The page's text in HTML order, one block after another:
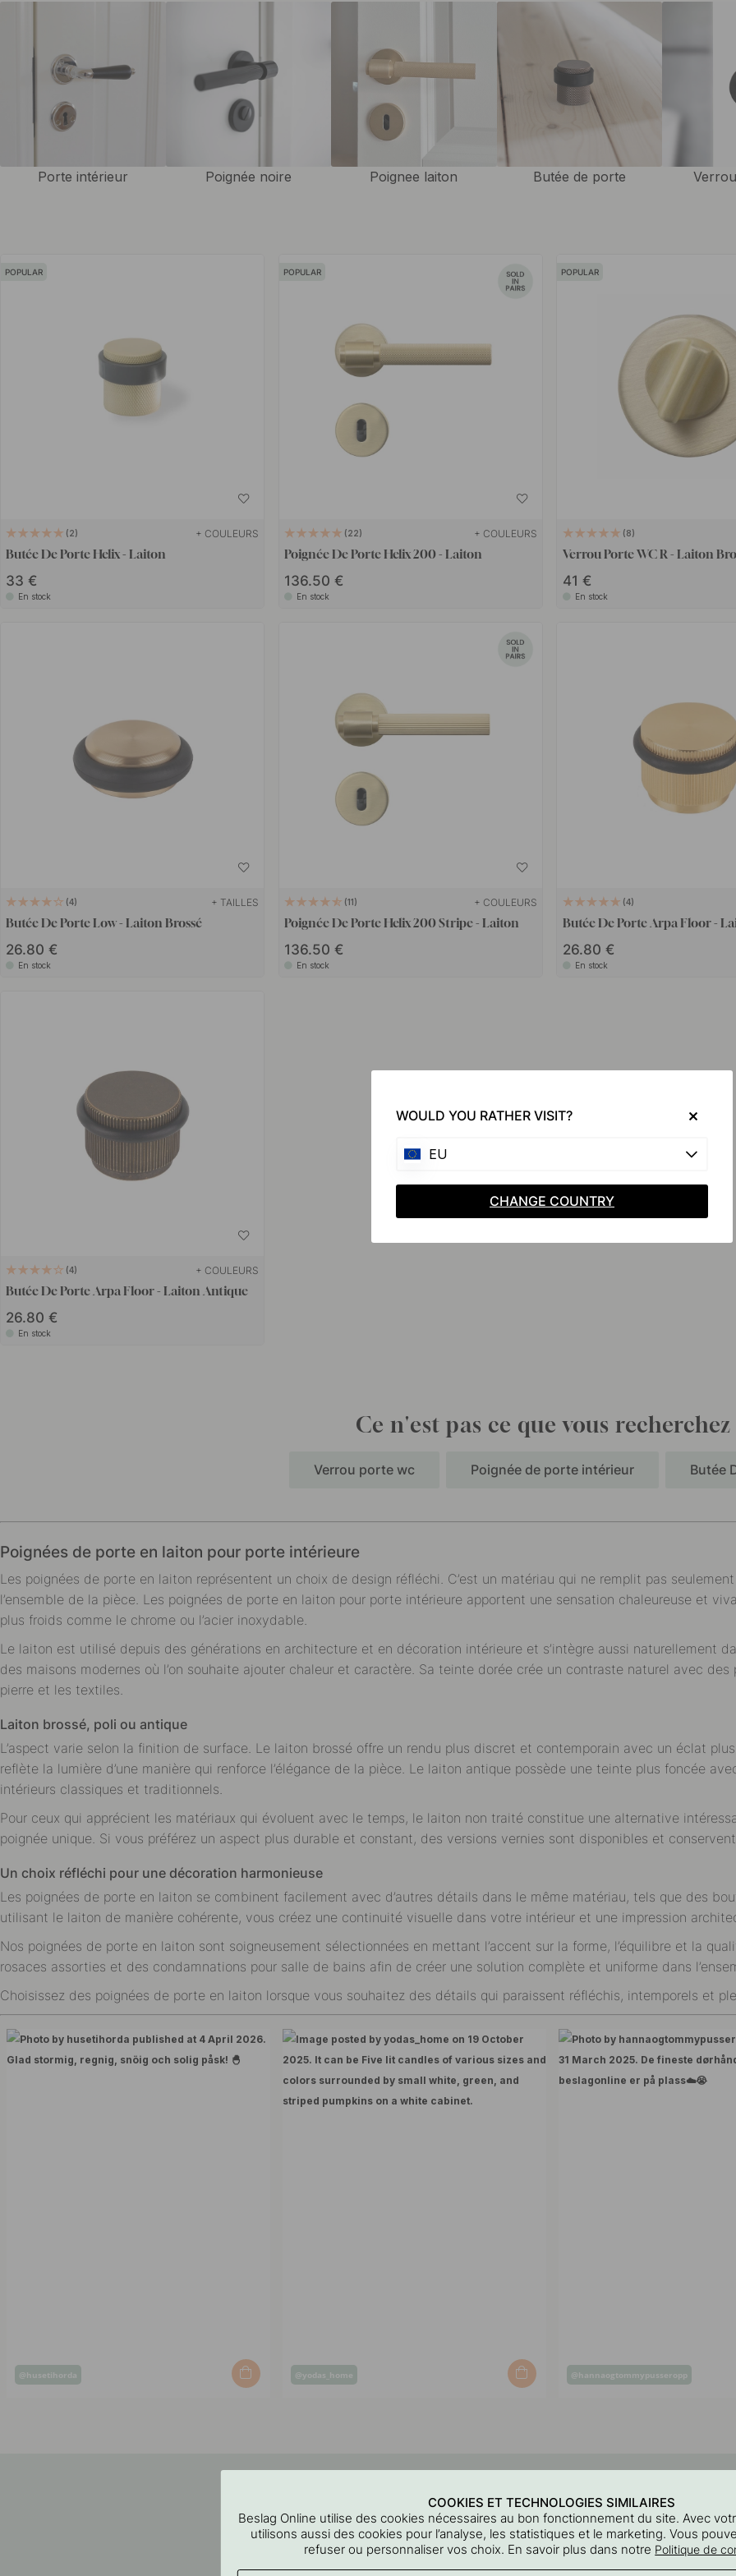
investissement. Choisissez parmi différentes formes et styles pour trouver la poignée de porte
parfaite en fonction de votre décor. Une nouvelle poignée peut être une solution simple et
abordable pour rafraîchir votre porte intérieure. Si vous recherchez une poignée de porte de forme
ronde, avec des bords droits ou un design plat, nous avons ce que vous cherchez et bien plus
encore. Nous avons également des
butées de porteen laiton pour que vous
puissiez créer une sensation uniforme dans la maison avec des détails en laiton.
Porte intérieur Poignée noire Poignee laiton Butée de porte
POPULAR
2 + COULEURS
Butée De Porte Helix - Laiton
33 €
En stock
POPULAR
22 + COULEURS
Poignée De Porte Helix 200 - Laiton
136.50 €
En stock
POPULAR
8
Verrou Porte WC R - Laiton
41 €
En stock
4 + TAILLES
Butée De Porte Low - Laiton Brossé
26.80 €
En stock
11 + COULEURS
Poignée De Porte Helix 200 Stripe - Laiton
136.50 €
En stock
4
Butée De Porte Arpa Floor -
26.80 €
En stock
4 + COULEURS
Butée De Porte Arpa Floor - Laiton Antique
26.80 €
En stock
Ce n'est pas ce que vous recherchez
Verrou porte wc Poignée de porte intérieur Butée
Poignées de porte en laiton pour porte intérieure
Les poignées de porte en laiton représentent un choix de design réfléchi. C’est un matériau qui ne remplit pas
l’ensemble de la pièce. Les poignées de porte en laiton pour porte intérieure apportent une sensation chaleureuse et
plus froids comme le chrome ou l’acier inoxydable.
Le laiton est utilisé depuis des générations en architecture et en décoration intérieure et s’intègre aussi naturellement
des maisons modernes où l’on souhaite ajouter chaleur et caractère. Sa teinte dorée crée un contraste naturel avec
pierre et les textiles.
Laiton brossé, poli ou antique
L’aspect varie selon la finition de surface. Le laiton brossé offre un rendu plus discret et contemporain avec un éclat
reflète la lumière d’une manière qui renforce l’élégance de la pièce. Le laiton antique possède une teinte plus foncée
intérieurs classiques et traditionnels.
Pour ceux qui apprécient les matériaux qui évoluent avec le temps, le laiton non traité constitue une alternative
poignée unique. Si vous préférez un aspect plus durable et constant, des versions vernies sont disponibles et
Un choix réfléchi pour une décoration harmonieuse
Les poignées de porte en laiton se combinent facilement avec d’autres détails dans le même matériau, tels que des
utilisant le laiton de manière cohérente, vous créez une continuité visuelle dans votre intérieur et une impression
Nos poignées de porte en laiton sont soigneusement sélectionnées en mettant l’accent sur la forme, l’équilibre et la
rosaces assorties et des condamnations pour salle de bains afin de créer une solution complète et uniforme dans
Choisissez des poignées de porte en laiton lorsque vous souhaitez des détails qui paraissent réfléchis, intemporels et
Post
@husetihorda
Post
@yodas_home
Post
@hannaogtommypusseropp
COOKIES ET TECHNOLOGIES SIMILAIRES
Beslag Online utilise des cookies nécessaires au bon fonctionnement du site. Avec
utilisons aussi des cookies pour l’analyse, les statistiques et le marketing. Vous
refuser ou personnaliser vos choix. En savoir plus dans notre Politique de
WOULD YOU RATHER VISIT?
EU
CHANGE COUNTRY